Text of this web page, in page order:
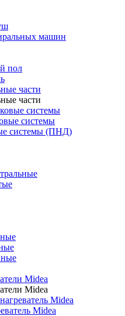
машин
пол
части
части
системы
системы
системы (ПНД)
Midea
Midea
Midea
Midea